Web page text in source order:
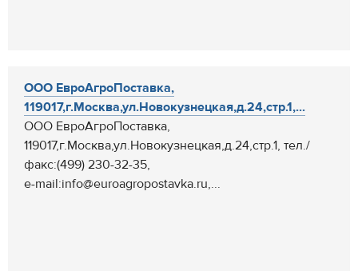
ООО ЕвроАгроПоставка,
119017,г.Москва,ул.Новокузнецкая,д.24,стр.1,...
ООО ЕвроАгроПоставка,
119017,г.Москва,ул.Новокузнецкая,д.24,стр.1, тел./
факс:(499) 230-32-35,
e-mail:info@euroagropostavka.ru,...